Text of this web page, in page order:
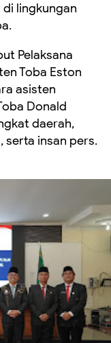
lingkungan
Pelaksana
Toba Eston
asisten
Donald
daerah,
serta insan pers.